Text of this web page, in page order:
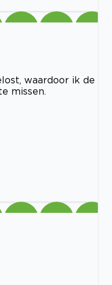
waardoor ik de
missen.